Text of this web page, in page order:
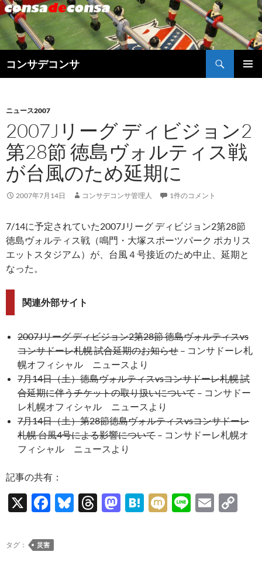
コンサデコンサ
索
ン
ツ
へ
ス
キ
ッ
プ
ニュース2007
2007Jリーグ ディビジョン2
第28節 徳島ヴォルティス戦
が台風のため延期に
2007年7月14日 コンサデコンサ管理人 1件のコメント
7/14に予定されていた2007Jリーグ ディビジョン2第28節
徳島ヴォルティス戦（鳴門・大塚スポーツパーク ポカリス
エットスタジアム）が、台風４号接近のため中止、延期と
なった。
関連外部サイト
2007Jリーグ ディビジョン2第28節 徳島ヴォルティスvs
コンサドーレ札幌 試合延期のお知らせ – コンサドーレ札
幌オフィシャル ニュースより
7月14日（土）徳島ヴォルティスvsコンサドーレ札幌 試
合延期に伴うチケットの取り扱いについて – コンサドー
レ札幌オフィシャル ニュースより
7月14日（土）第28節徳島ヴォルティスvsコンサドーレ
札幌 台風4号による影響について – コンサドーレ札幌オ
フィシャル ニュースより
記事の共有：
X
F
e
Bl T
M H
M Li
E
タグ： 災害